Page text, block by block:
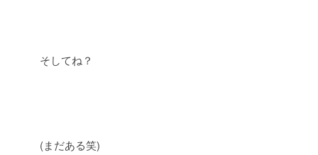
そしてね？
(まだある笑)